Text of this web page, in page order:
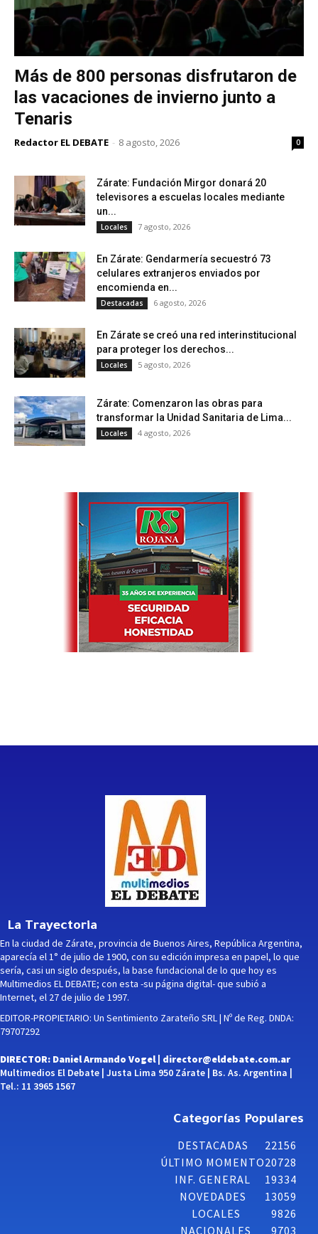
Más de 800 personas disfrutaron de
las vacaciones de invierno junto a
Tenaris
Redactor EL DEBATE - 8 agosto, 2026 0
Zárate: Fundación Mirgor donará 20
televisores a escuelas locales mediante
un...
Locales 7 agosto, 2026
En Zárate: Gendarmería secuestró 73
celulares extranjeros enviados por
encomienda en...
Destacadas 6 agosto, 2026
En Zárate se creó una red interinstitucional
para proteger los derechos...
Locales 5 agosto, 2026
Zárate: Comenzaron las obras para
transformar la Unidad Sanitaria de Lima...
Locales 4 agosto, 2026
La Trayectoria
En la ciudad de Zárate, provincia de Buenos Aires, República Argentina,
aparecía el 1° de julio de 1900, con su edición impresa en papel, lo que
sería, casi un siglo después, la base fundacional de lo que hoy es
Multimedios EL DEBATE; con esta -su página digital- que subió a
Internet, el 27 de julio de 1997.
EDITOR-PROPIETARIO: Un Sentimiento Zarateño SRL | Nº de Reg. DNDA:
79707292
DIRECTOR: Daniel Armando Vogel | director@eldebate.com.ar
Multimedios El Debate | Justa Lima 950 Zárate | Bs. As. Argentina |
Tel.: 11 3965 1567
Categorías Populares
DESTACADAS
22156
ÚLTIMO MOMENTO20728
INF. GENERAL
19334
NOVEDADES
13059
LOCALES
9826
NACIONALES
9703